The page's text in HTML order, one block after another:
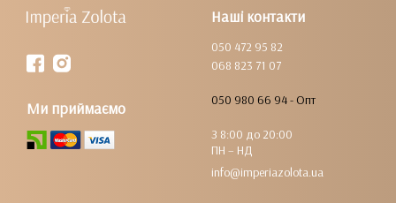
Наші контакти
050 472 95 82
068 823 71 07
050 980 66 94 - Опт
З 8:00 до 20:00
ПН – НД
info@imperiazolota.ua
Ми приймаємо